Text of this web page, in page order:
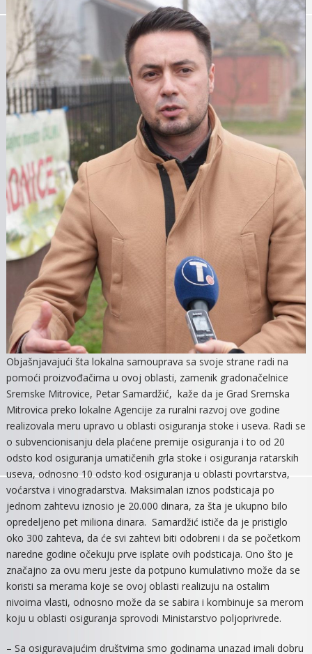
Objašnjavajući šta lokalna samouprava sa svoje strane radi na
pomoći proizvođačima u ovoj oblasti, zamenik gradonačelnice
Sremske Mitrovice, Petar Samardžić, kaže da je Grad Sremska
Mitrovica preko lokalne Agencije za ruralni razvoj ove godine
realizovala meru upravo u oblasti osiguranja stoke i useva. Radi se
o subvencionisanju dela plaćene premije osiguranja i to od 20
odsto kod osiguranja umatičenih grla stoke i osiguranja ratarskih
useva, odnosno 10 odsto kod osiguranja u oblasti povrtarstva,
voćarstva i vinogradarstva. Maksimalan iznos podsticaja po
jednom zahtevu iznosio je 20.000 dinara, za šta je ukupno bilo
opredeljeno pet miliona dinara. Samardžić ističe da je pristiglo
oko 300 zahteva, da će svi zahtevi biti odobreni i da se početkom
naredne godine očekuju prve isplate ovih podsticaja. Ono što je
značajno za ovu meru jeste da potpuno kumulativno može da se
koristi sa merama koje se ovoj oblasti realizuju na ostalim
nivoima vlasti, odnosno može da se sabira i kombinuje sa merom
koju u oblasti osiguranja sprovodi Ministarstvo poljoprivrede.
– Sa osiguravajućim društvima smo godinama unazad imali dobru